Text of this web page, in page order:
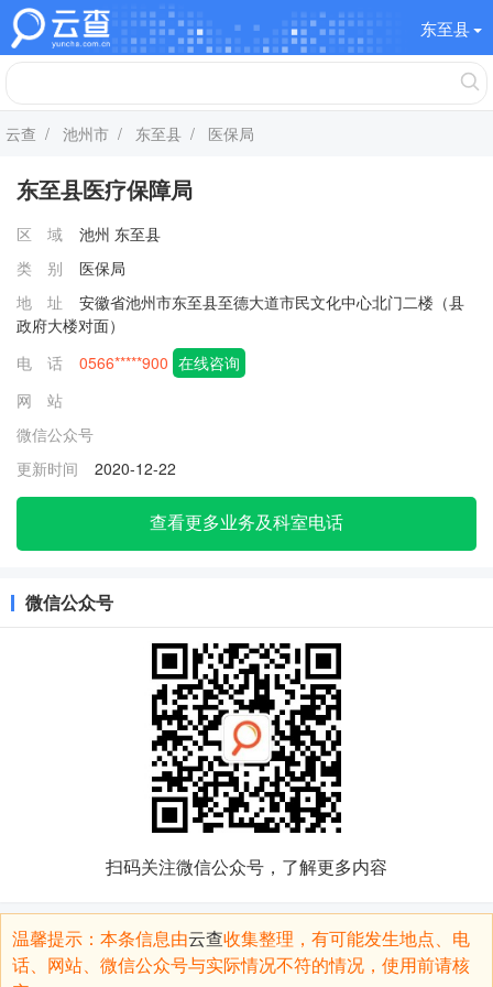
东至县
云查 / 池州市 / 东至县 / 医保局
东至县医疗保障局
区 域 池州 东至县
类 别
医保局
地 址
安徽省池州市东至县至德大道市民文化中心北门二楼（县
政府大楼对面）
电 话
0566*****900 在线咨询
网 站
微信公众号
更新时间
2020-12-22
查看更多业务及科室电话
微信公众号
扫码关注微信公众号，了解更多内容
温馨提示：本条信息由云查收集整理，有可能发生地点、电
话、网站、微信公众号与实际情况不符的情况，使用前请核